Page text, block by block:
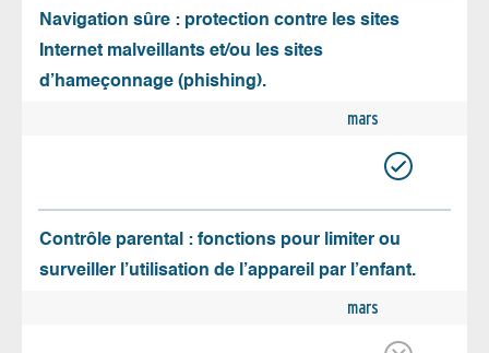
Navigation sûre : protection contre les sites
Internet malveillants et/ou les sites
d’hameçonnage (phishing).
mars
Contrôle parental : fonctions pour limiter ou
surveiller l’utilisation de l’appareil par l’enfant.
mars